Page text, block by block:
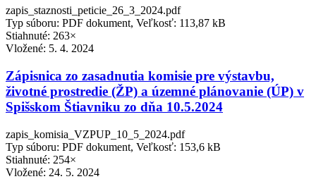
zapis_staznosti_peticie_26_3_2024.pdf
Typ súboru: PDF dokument, Veľkosť: 113,87 kB
Stiahnuté: 263×
Vložené: 5. 4. 2024
Zápisnica zo zasadnutia komisie pre výstavbu,
životné prostredie (ŽP) a územné plánovanie (ÚP) v
Spišskom Štiavniku zo dňa 10.5.2024
zapis_komisia_VZPUP_10_5_2024.pdf
Typ súboru: PDF dokument, Veľkosť: 153,6 kB
Stiahnuté: 254×
Vložené: 24. 5. 2024